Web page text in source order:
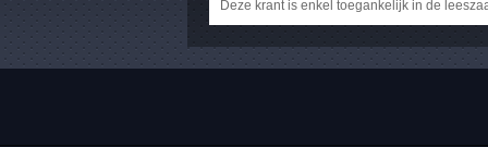
Deze krant is enkel toegankelijk in de